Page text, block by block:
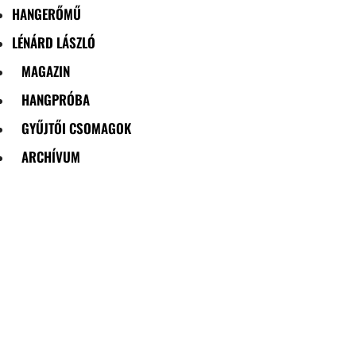
HANGERŐMŰ
LÉNÁRD LÁSZLÓ
MAGAZIN
HANGPRÓBA
GYŰJTŐI CSOMAGOK
ARCHÍVUM